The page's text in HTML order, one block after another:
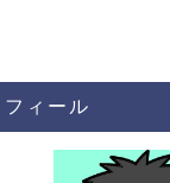
フィール